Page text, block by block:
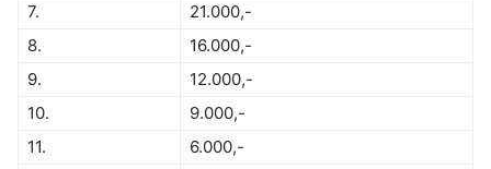
7.
21.000,-
8.
16.000,-
9.
12.000,-
10.
9.000,-
11.
6.000,-